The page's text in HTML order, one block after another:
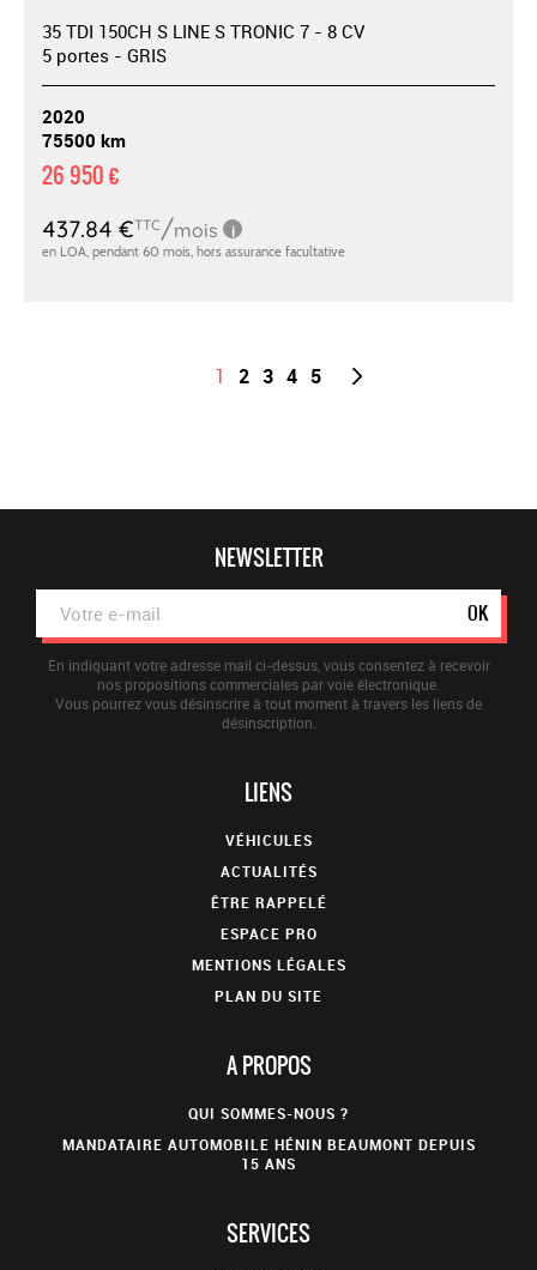
35 TDI 150CH S LINE S TRONIC 7 - 8 CV
5 portes - GRIS
2020
75500 km
26 950 €
1 2 3 4 5
NEWSLETTER
OK
En indiquant votre adresse mail ci-dessus, vous consentez à recevoir
nos propositions commerciales par voie électronique.
Vous pourrez vous désinscrire à tout moment à travers les liens de
désinscription.
LIENS
VÉHICULES
ACTUALITÉS
ÊTRE RAPPELÉ
ESPACE PRO
MENTIONS LÉGALES
PLAN DU SITE
A PROPOS
QUI SOMMES-NOUS ?
MANDATAIRE AUTOMOBILE HÉNIN BEAUMONT DEPUIS
15 ANS
SERVICES